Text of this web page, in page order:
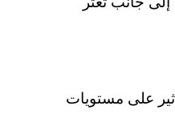
على مستويات